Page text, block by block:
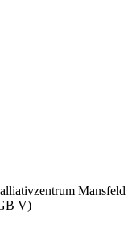
Mansfeld
V)